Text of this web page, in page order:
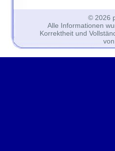
© 2026
Alle Informationen
Korrektheit und